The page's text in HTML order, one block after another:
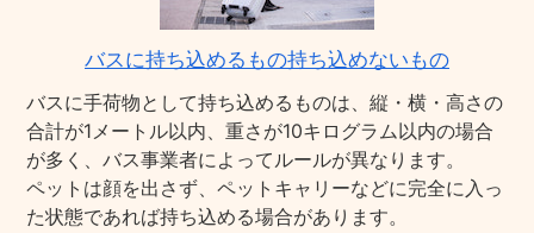
バスに持ち込めるもの持ち込めないもの
バスに手荷物として持ち込めるものは、縦・横・高さの
合計が1メートル以内、重さが10キログラム以内の場合
が多く、バス事業者によってルールが異なります。
ペットは顔を出さず、ペットキャリーなどに完全に入っ
た状態であれば持ち込める場合があります。